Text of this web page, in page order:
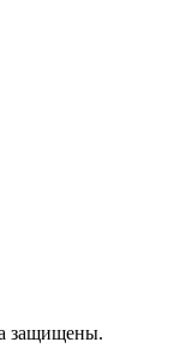
защищены.